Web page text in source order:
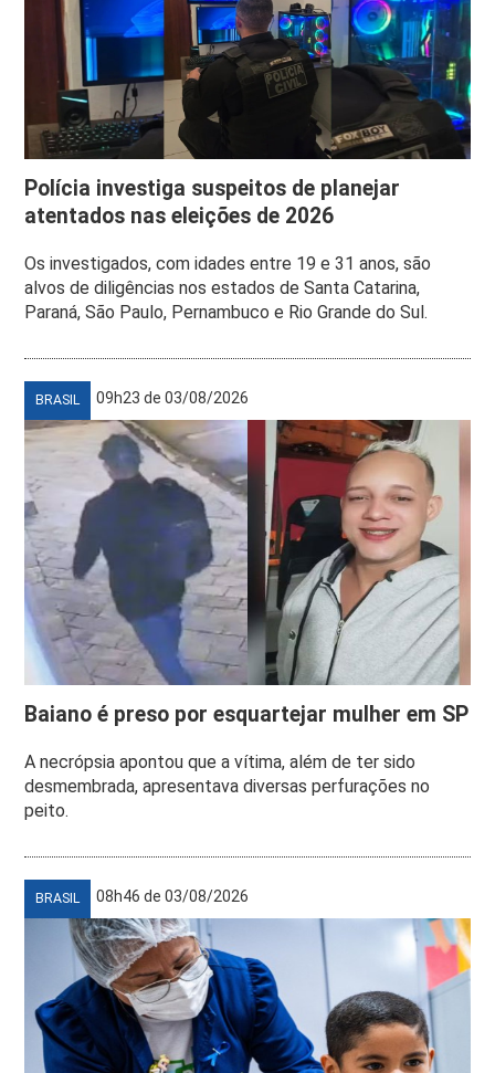
Polícia investiga suspeitos de planejar
atentados nas eleições de 2026
Os investigados, com idades entre 19 e 31 anos, são
alvos de diligências nos estados de Santa Catarina,
Paraná, São Paulo, Pernambuco e Rio Grande do Sul.
BRASIL 09h23 de 03/08/2026
Baiano é preso por esquartejar mulher em SP
A necrópsia apontou que a vítima, além de ter sido
desmembrada, apresentava diversas perfurações no
peito.
BRASIL 08h46 de 03/08/2026